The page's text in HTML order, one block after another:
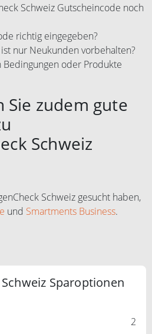
Schweiz Gutscheincode noch
richtig eingegeben?
nur Neukunden vorbehalten?
Bedingungen oder Produkte
Sie zudem gute
Schweiz
Schweiz gesucht haben,
und Smartments Business.
Sparoptionen
2